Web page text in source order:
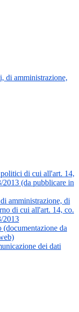
di amministrazione,
di cui all'art. 14,
2013 (da pubblicare in
amministrazione, di
di cui all'art. 14, co.
2013
(documentazione da
dei dati